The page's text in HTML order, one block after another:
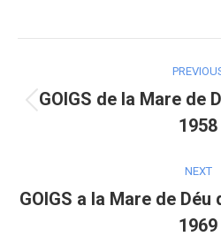
navigation
post:
GOIGS de la Mare de
1958
NEXT
post:
GOIGS a la Mare de Déu
1969